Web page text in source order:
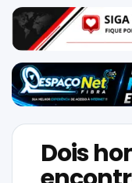
NAS
NOSSAS
REDES
Dois